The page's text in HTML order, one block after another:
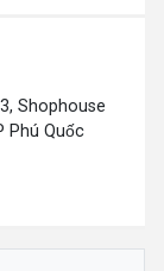
Shophouse
Phú Quốc